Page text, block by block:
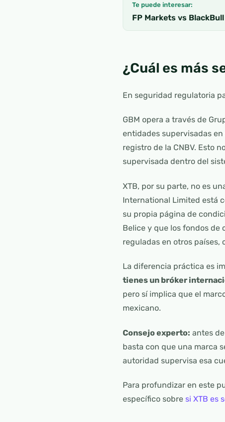
Te puede interesar:
FP Markets vs
¿Cuál es más
En seguridad regulatoria
GBM opera a través de
entidades supervisadas en
registro de la CNBV. Esto
supervisada dentro del
XTB, por su parte, no es
International Limited está
su propia página de
Belice y que los fondos de
reguladas en otros países,
La diferencia práctica es
tienes un bróker
pero sí implica que el
mexicano.
Consejo experto: antes
basta con que una marca
autoridad supervisa esa
Para profundizar en este
específico sobre si XTB es